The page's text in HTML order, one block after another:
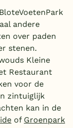
andere
over paden
stenen.
Kleine
Restaurant
voor de
zintuiglijk
kan in de
of Groenpark